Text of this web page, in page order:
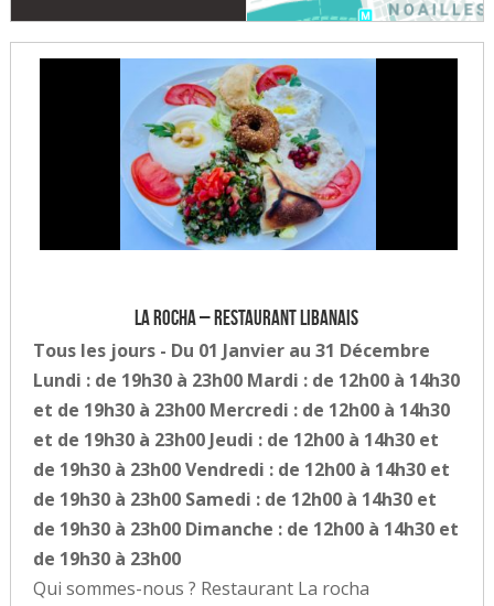
La Rocha – Restaurant Libanais
Tous les jours - Du 01 Janvier au 31 Décembre
Lundi : de 19h30 à 23h00 Mardi : de 12h00 à 14h30
et de 19h30 à 23h00 Mercredi : de 12h00 à 14h30
et de 19h30 à 23h00 Jeudi : de 12h00 à 14h30 et
de 19h30 à 23h00 Vendredi : de 12h00 à 14h30 et
de 19h30 à 23h00 Samedi : de 12h00 à 14h30 et
de 19h30 à 23h00 Dimanche : de 12h00 à 14h30 et
de 19h30 à 23h00
Qui sommes-nous ? Restaurant La rocha